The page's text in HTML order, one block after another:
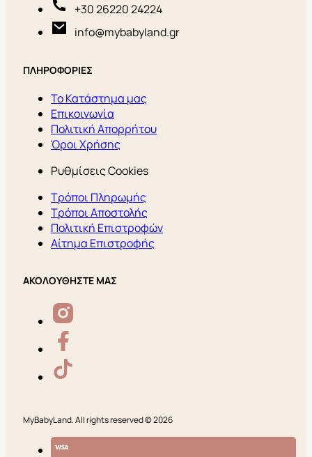
+30 26220 24224
info@mybabyland.gr
ΠΛΗΡΟΦΟΡΙΕΣ
Το Κατάστημα μας
Επικοινωνία
Πολιτική Απορρήτου
Όροι Χρήσης
Ρυθμίσεις Cookies
Τρόποι Πληρωμής
Τρόποι Αποστολής
Πολιτική Επιστροφών
Αίτημα Επιστροφής
ΑΚΟΛΟΥΘΗΣΤΕ ΜΑΣ
MyBabyLand. All rights reserved © 2026